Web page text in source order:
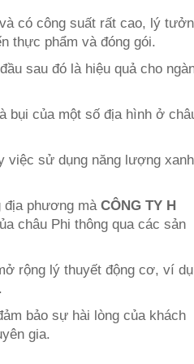
có công suất rất cao, lý
thực phẩm và đóng gói.
sau đó là hiệu quả cho
bụi của một số địa hình ở
việc sử dụng năng lượng xanh
địa phương mà CÔNG TY H
châu Phi thông qua các sản
rộng lý thuyết động cơ, ví
bảo sự hài lòng của khách
gia.